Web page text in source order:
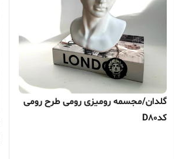
گلدان/مجسمه رومیزی رومی طرح رومی
کدD80